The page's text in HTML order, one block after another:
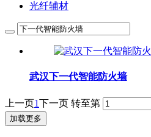
光纤辅材
武汉下一代智能防火墙
上一页1下一页 转至第
加载更多